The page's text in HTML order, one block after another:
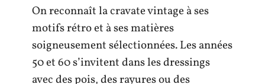
On reconnaît la cravate vintage à ses
motifs rétro et à ses matières
soigneusement sélectionnées. Les années
50 et 60 s’invitent dans les dressings
avec des pois, des rayures ou des